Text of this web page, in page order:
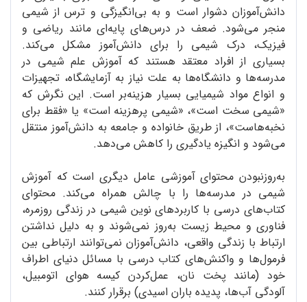
دانش‌آموزان دشوار است و به بی‌انگیزگی و ترس از شیمی
منجر می‌شود. ضعف در درس‌های پایه‌ای مانند ریاضی و
فیزیک، درک شیمی را برای دانش‌آموز مشکل می‌کند.
بسیاری از افراد معتقد هستند که آموزش علم شیمی در
مدرسه‌ها و دانشگاه‌ها به علت نیاز به آزمایشگاه، تجهیزات
و انواع مواد شیمیایی بسیار هزینه‌بر است. این نگرش که
«شیمی سخت است»، «شیمی پرهزینه است» یا «فقط برای
نخبه‌هاست»، از طریق خانواده و جامعه به دانش‌آموز منتقل
می‌شود و انگیزه یادگیری را کاهش می‌دهد.
به‌روز‌نبودن محتوای آموزشی عامل دیگری است که آموزش
شیمی در مدرسه‌ها را با چالش همراه می‌کند. محتوای
کتاب‌های درسی با کاربردهای نوین شیمی در زندگی روزمره،
فناوری و محیط زیست به‌روز نمی‌شوند و به دلیل نداشتن
ارتباط با زندگی واقعی، دانش‌آموزان نمی‌توانند ارتباطی بین
فرمول‌ها و واکنش‌های کتاب درسی با مسائل دنیای اطراف
خود (مانند پخت نان، عمل‌کردن کیسه هوای اتومبیل،
آلودگی آب‌ها، پدیده باران اسیدی) برقرار کنند.